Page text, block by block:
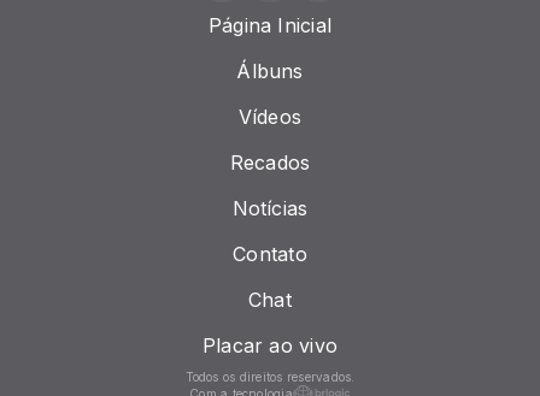
Página Inicial
Álbuns
Vídeos
Recados
Notícias
Contato
Chat
Placar ao vivo
Todos os direitos reservados.